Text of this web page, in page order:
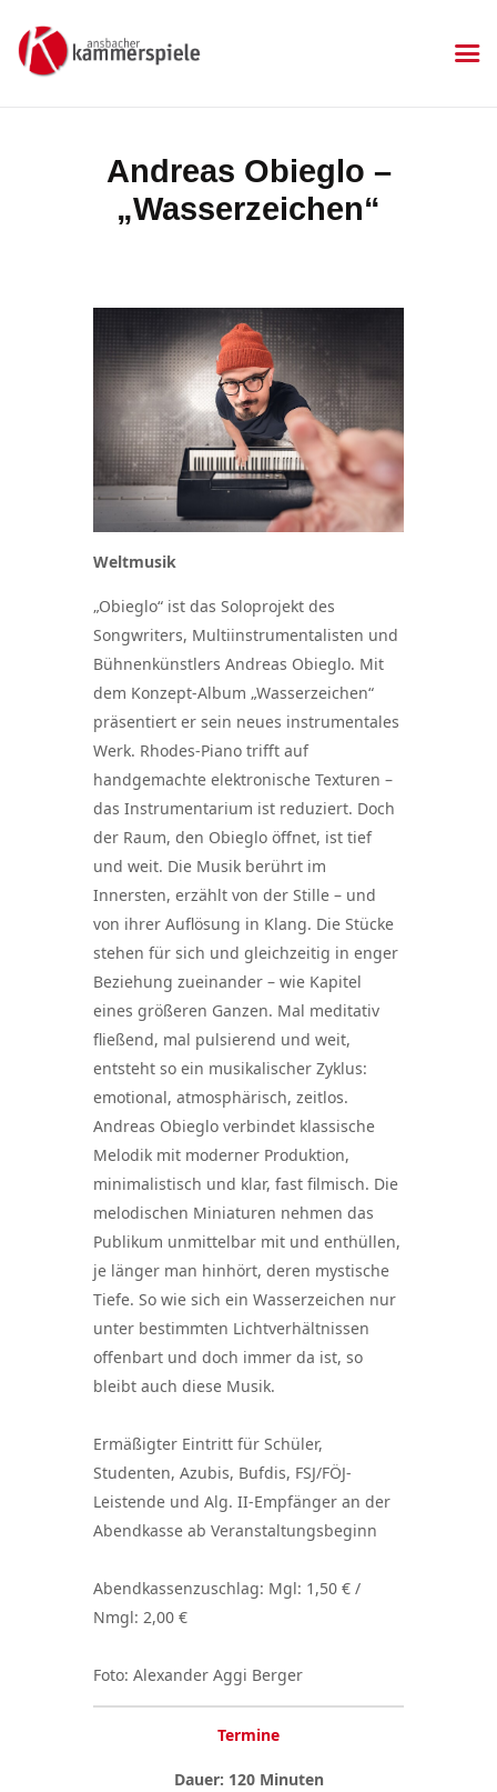
Andreas Obieglo –
„Wasserzeichen“
KAMMERSPIELE
Aktuelles
Die Kammerspiele
Kontakt & Anfahrt
Kartenkauf
Gastronomie
Impressum
Datenschutzerklärung
Weltmusik
„Obieglo“ ist das Soloprojekt des
Songwriters, Multiinstrumentalisten und
Bühnenkünstlers Andreas Obieglo. Mit
dem Konzept-Album „Wasserzeichen“
präsentiert er sein neues instrumentales
Werk. Rhodes-Piano trifft auf
handgemachte elektronische Texturen –
das Instrumentarium ist reduziert. Doch
der Raum, den Obieglo öffnet, ist tief
und weit. Die Musik berührt im
Innersten, erzählt von der Stille – und
von ihrer Auflösung in Klang. Die Stücke
stehen für sich und gleichzeitig in enger
Beziehung zueinander – wie Kapitel
eines größeren Ganzen. Mal meditativ
fließend, mal pulsierend und weit,
entsteht so ein musikalischer Zyklus:
emotional, atmosphärisch, zeitlos.
Andreas Obieglo verbindet klassische
Melodik mit moderner Produktion,
minimalistisch und klar, fast filmisch. Die
melodischen Miniaturen nehmen das
Publikum unmittelbar mit und enthüllen,
je länger man hinhört, deren mystische
Tiefe. So wie sich ein Wasserzeichen nur
unter bestimmten Lichtverhältnissen
offenbart und doch immer da ist, so
bleibt auch diese Musik.
Ermäßigter Eintritt für Schüler,
Studenten, Azubis, Bufdis, FSJ/FÖJ-
Leistende und Alg. II-Empfänger an der
Abendkasse ab Veranstaltungsbeginn
Abendkassenzuschlag: Mgl: 1,50 € /
Nmgl: 2,00 €
Foto: Alexander Aggi Berger
Termine
Dauer: 120 Minuten